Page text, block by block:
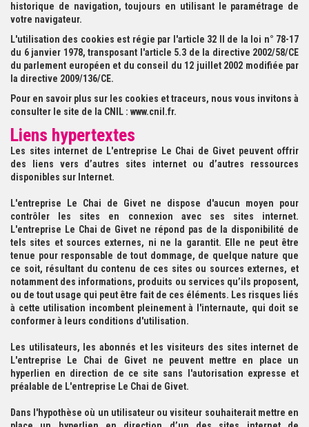
historique de navigation, toujours en utilisant le paramétrage de
votre navigateur.
L'utilisation des cookies est régie par l'article 32 II de la loi n° 78-17
du 6 janvier 1978, transposant l'article 5.3 de la directive 2002/58/CE
du parlement européen et du conseil du 12 juillet 2002 modifiée par
la directive 2009/136/CE.
Pour en savoir plus sur les cookies et traceurs, nous vous invitons à
consulter le site de la CNIL : www.cnil.fr.
Liens hypertextes
Les sites internet de L'entreprise Le Chai de Givet peuvent offrir
des liens vers d’autres sites internet ou d’autres ressources
disponibles sur Internet.
L'entreprise Le Chai de Givet ne dispose d'aucun moyen pour
contrôler les sites en connexion avec ses sites internet.
L'entreprise Le Chai de Givet ne répond pas de la disponibilité de
tels sites et sources externes, ni ne la garantit. Elle ne peut être
tenue pour responsable de tout dommage, de quelque nature que
ce soit, résultant du contenu de ces sites ou sources externes, et
notamment des informations, produits ou services qu’ils proposent,
ou de tout usage qui peut être fait de ces éléments. Les risques liés
à cette utilisation incombent pleinement à l'internaute, qui doit se
conformer à leurs conditions d'utilisation.
Les utilisateurs, les abonnés et les visiteurs des sites internet de
L'entreprise Le Chai de Givet ne peuvent mettre en place un
hyperlien en direction de ce site sans l'autorisation expresse et
préalable de L'entreprise Le Chai de Givet.
Dans l'hypothèse où un utilisateur ou visiteur souhaiterait mettre en